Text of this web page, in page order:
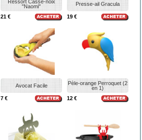
Ressort Casse-noix
"Naomi"
21 €
Presse-ail Gracula
19 €
Avocat Facile
7 €
Pèle-orange Perroquet (2
en 1)
12 €